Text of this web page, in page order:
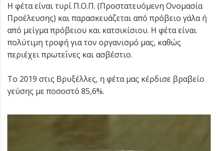
Η φέτα είναι τυρί Π.Ο.Π. (Προστατευόμενη Ονομασία
Προέλευσης) και παρασκευάζεται από πρόβειο γάλα ή
από μείγμα πρόβειου και κατσικίσιου. Η φέτα είναι
πολύτιμη τροφή για τον οργανισμό μας, καθώς
περιέχει πρωτεΐνες και ασβέστιο.
To 2019 στις Βρυξέλλες, η φέτα μας κέρδισε βραβείο
γεύσης με ποσοστό 85,6%.